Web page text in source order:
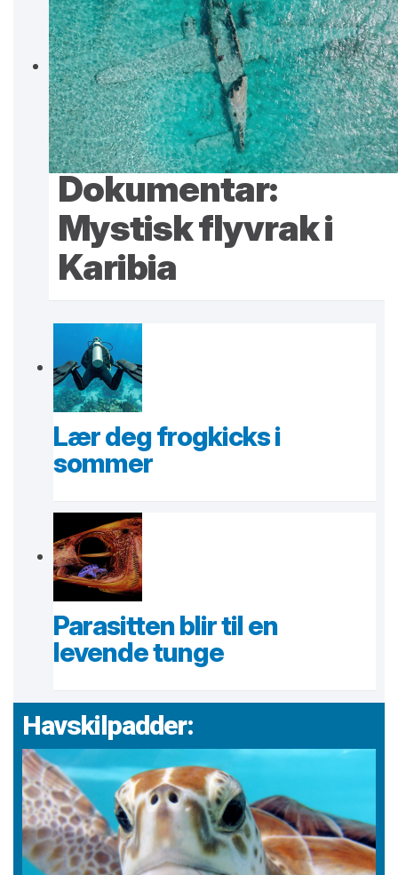
Dokumentar:
Mystisk flyvrak i
Karibia
Lær deg frogkicks i
sommer
Parasitten blir til en
levende tunge
Havskilpadder: